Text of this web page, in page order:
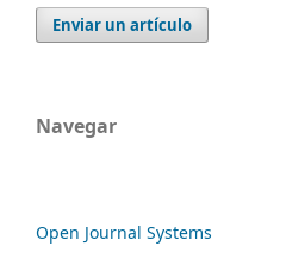
Enviar un artículo
Navegar
Open Journal Systems